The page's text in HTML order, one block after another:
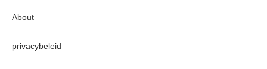
About
privacybeleid